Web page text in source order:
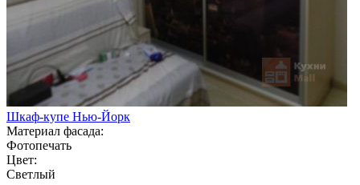
Шкаф-купе Нью-Йорк
Материал фасада:
Фотопечать
Цвет:
Светлый